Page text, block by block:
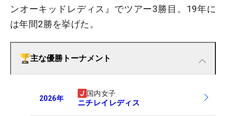
ンオーキッドレディス』でツアー3勝目。19年に
は年間2勝を挙げた。
主な優勝トーナメント
2026年
国内女子
ニチレイレディス